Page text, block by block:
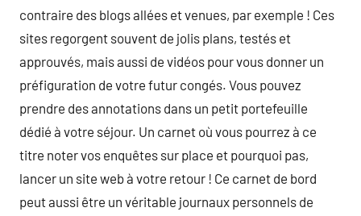
contraire des blogs allées et venues, par exemple ! Ces
sites regorgent souvent de jolis plans, testés et
approuvés, mais aussi de vidéos pour vous donner un
préfiguration de votre futur congés. Vous pouvez
prendre des annotations dans un petit portefeuille
dédié à votre séjour. Un carnet où vous pourrez à ce
titre noter vos enquêtes sur place et pourquoi pas,
lancer un site web à votre retour ! Ce carnet de bord
peut aussi être un véritable journaux personnels de